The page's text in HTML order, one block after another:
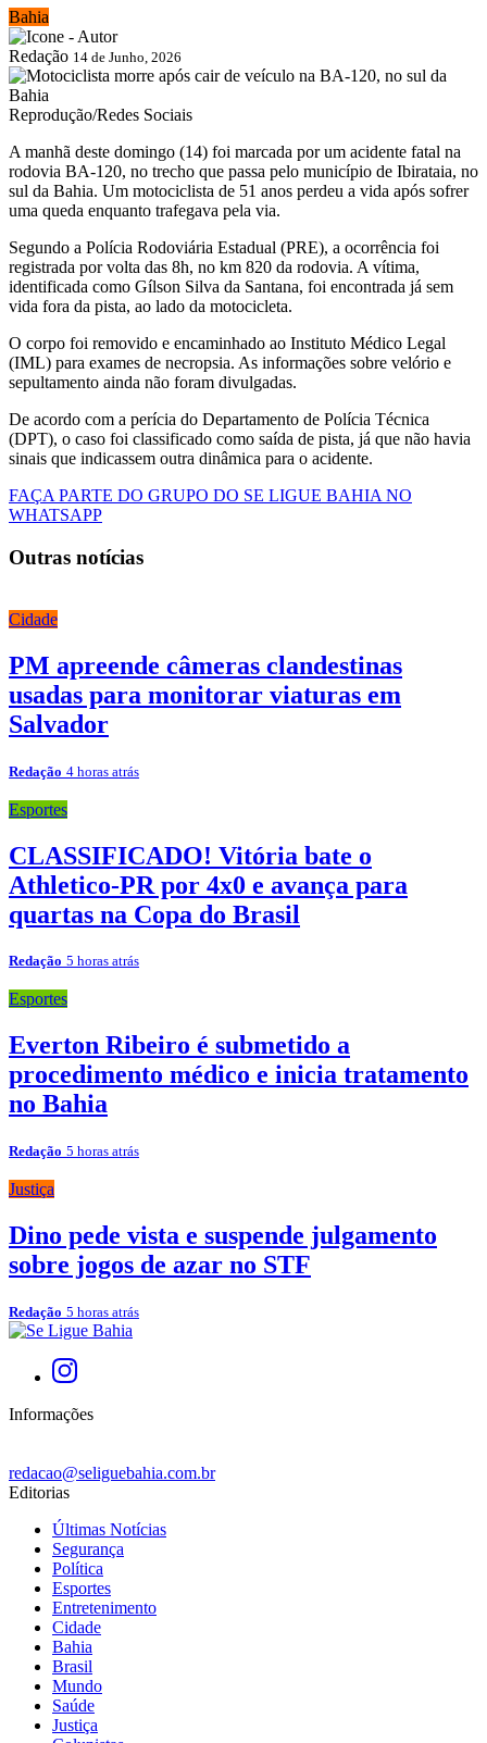
Bahia
Redação 14 de Junho, 2026
Reprodução/Redes Sociais
A manhã deste domingo (14) foi marcada por um acidente fatal na
rodovia BA-120, no trecho que passa pelo município de Ibirataia, no
sul da Bahia. Um motociclista de 51 anos perdeu a vida após sofrer
uma queda enquanto trafegava pela via.
Segundo a Polícia Rodoviária Estadual (PRE), a ocorrência foi
registrada por volta das 8h, no km 820 da rodovia. A vítima,
identificada como Gílson Silva da Santana, foi encontrada já sem
vida fora da pista, ao lado da motocicleta.
O corpo foi removido e encaminhado ao Instituto Médico Legal
(IML) para exames de necropsia. As informações sobre velório e
sepultamento ainda não foram divulgadas.
De acordo com a perícia do Departamento de Polícia Técnica
(DPT), o caso foi classificado como saída de pista, já que não havia
sinais que indicassem outra dinâmica para o acidente.
FAÇA PARTE DO GRUPO DO SE LIGUE BAHIA NO
WHATSAPP
Outras notícias
Cidade
PM apreende câmeras clandestinas
usadas para monitorar viaturas em
Salvador
Redação 4 horas atrás
Esportes
CLASSIFICADO! Vitória bate o
Athletico-PR por 4x0 e avança para
quartas na Copa do Brasil
Redação 5 horas atrás
Esportes
Everton Ribeiro é submetido a
procedimento médico e inicia tratamento
no Bahia
Redação 5 horas atrás
Justiça
Dino pede vista e suspende julgamento
sobre jogos de azar no STF
Redação 5 horas atrás
Informações
redacao@seliguebahia.com.br
Editorias
Últimas Notícias
Segurança
Política
Esportes
Entretenimento
Cidade
Bahia
Brasil
Mundo
Saúde
Justiça